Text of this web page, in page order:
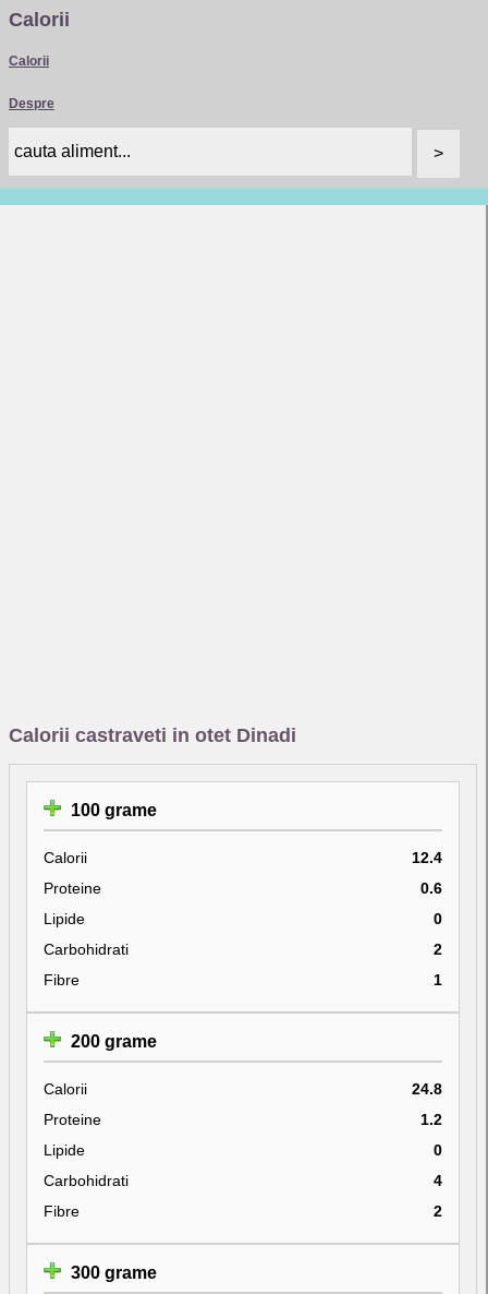
Calorii
Calorii
Despre
Calorii castraveti in otet Dinadi
100 grame
Calorii
12.4
Proteine
0.6
Lipide
0
Carbohidrati
2
Fibre
1
200 grame
Calorii
24.8
Proteine
1.2
Lipide
0
Carbohidrati
4
Fibre
2
300 grame